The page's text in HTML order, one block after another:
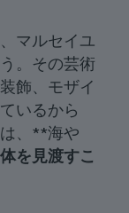
マルセイユ
。その芸術
飾、モザイ
いるから
、**海や
を見渡すこ